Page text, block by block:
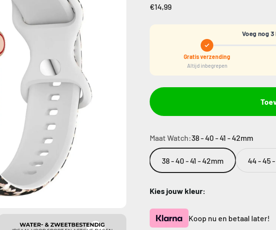
€14,99
Voeg nog
Gratis verzending
Altijd inbegrepen
Maat Watch:38 - 40 - 41 - 42mm
38 - 40 - 41 - 42mm 44 - 45
Kies jouw kleur:
Koop nu en betaal later!